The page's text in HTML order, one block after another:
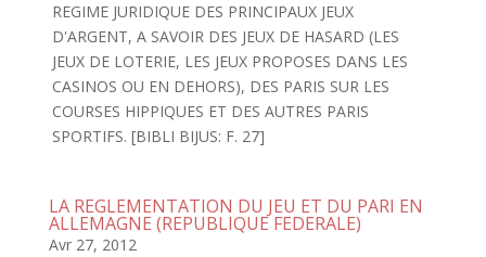
REGIME JURIDIQUE DES PRINCIPAUX JEUX
D'ARGENT, A SAVOIR DES JEUX DE HASARD (LES
JEUX DE LOTERIE, LES JEUX PROPOSES DANS LES
CASINOS OU EN DEHORS), DES PARIS SUR LES
COURSES HIPPIQUES ET DES AUTRES PARIS
SPORTIFS. [BIBLI BIJUS: F. 27]
LA REGLEMENTATION DU JEU ET DU PARI EN
ALLEMAGNE (REPUBLIQUE FEDERALE)
Avr 27, 2012